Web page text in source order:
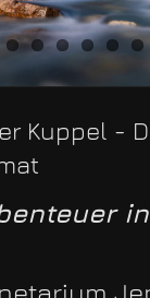
Kuppel -